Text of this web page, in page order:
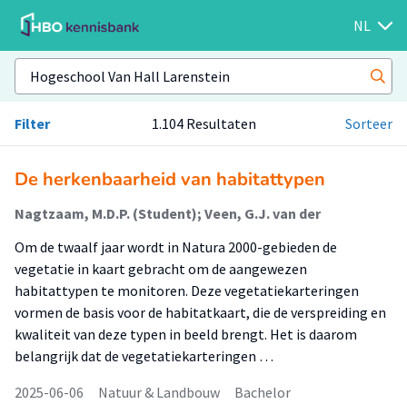
NL
Filter 1.104 Resultaten Sorteer
De herkenbaarheid van habitattypen
Nagtzaam, M.D.P. (Student); Veen, G.J. van der
Om de twaalf jaar wordt in Natura 2000-gebieden de
vegetatie in kaart gebracht om de aangewezen
habitattypen te monitoren. Deze vegetatiekarteringen
vormen de basis voor de habitatkaart, die de verspreiding en
kwaliteit van deze typen in beeld brengt. Het is daarom
belangrijk dat de vegetatiekarteringen …
2025-06-06
Natuur & Landbouw Bachelor